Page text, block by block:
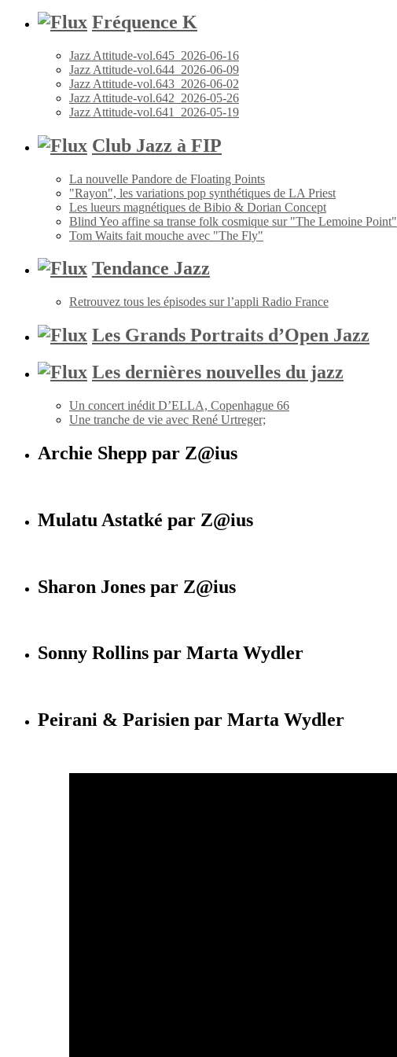
Fréquence K
Jazz Attitude-vol.645_2026-06-16
Jazz Attitude-vol.644_2026-06-09
Jazz Attitude-vol.643_2026-06-02
Jazz Attitude-vol.642_2026-05-26
Jazz Attitude-vol.641_2026-05-19
Club Jazz à FIP
La nouvelle Pandore de Floating Points
"Rayon", les variations pop synthétiques de LA Priest
Les lueurs magnétiques de Bibio & Dorian Concept
Blind Yeo affine sa transe folk cosmique sur "The Lemoine Point"
Tom Waits fait mouche avec "The Fly"
Tendance Jazz
Retrouvez tous les épisodes sur l’appli Radio France
Les Grands Portraits d’Open Jazz
Les dernières nouvelles du jazz
Un concert inédit D’ELLA, Copenhague 66
Une tranche de vie avec René Urtreger;
Archie Shepp par Z@ius
Mulatu Astatké par Z@ius
Sharon Jones par Z@ius
Sonny Rollins par Marta Wydler
Peirani & Parisien par Marta Wydler